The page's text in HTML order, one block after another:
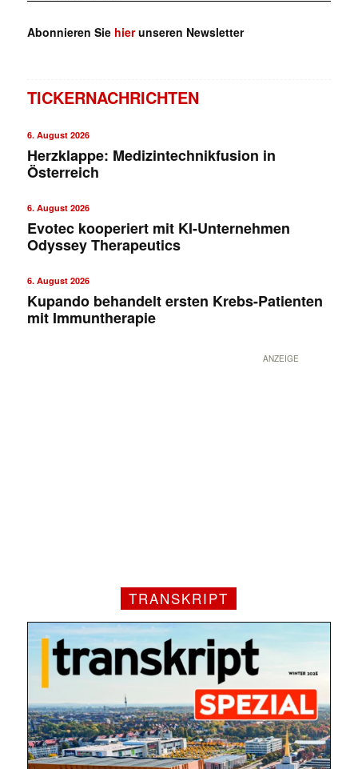
Mit dem |transkript-Newsletter
jede Woche aktuell informiert.
E-
Mail
(erforderlich)
Abonnieren Sie hierunseren Newsletter
TICKERNACHRICHTEN
6. August 2026
Herzklappe: Medizintechnikfusion in
Österreich
6. August 2026
Evotec kooperiert mit KI-Unternehmen
Odyssey Therapeutics
6. August 2026
Kupando behandelt ersten Krebs-Patienten
mit Immuntherapie
ANZEIGE
TRANSKRIPT